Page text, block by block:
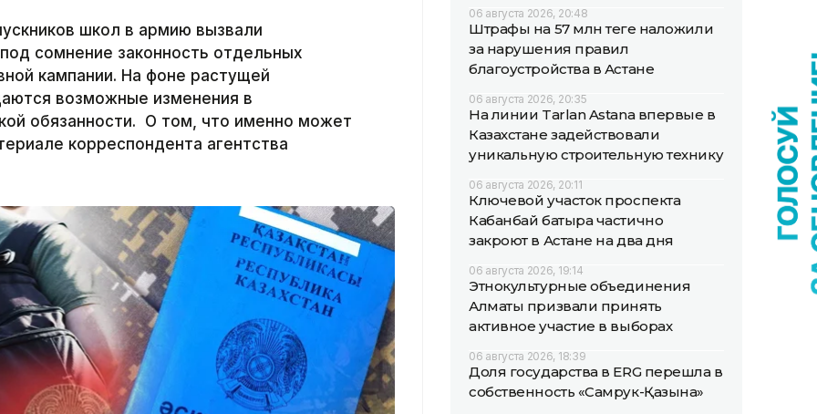
школ в армию вызвали
сомнение законность отдельных
кампании. На фоне растущей
возможные изменения в
обязанности. О том, что именно может
корреспондента агентства
06 августа 2026, 20:48
Штрафы на 57 млн теңге наложили
за нарушения правил
благоустройства в Астане
06 августа 2026, 20:35
На линии Tarlan Astana впервые в
Казахстане задействовали
уникальную строительную технику
06 августа 2026, 20:11
Ключевой участок проспекта
Кабанбай батыра частично
закроют в Астане на два дня
06 августа 2026, 19:14
Этнокультурные объединения
Алматы призвали принять
активное участие в выборах
06 августа 2026, 18:39
Доля государства в ERG перешла в
собственность «Самрук-Қазына»